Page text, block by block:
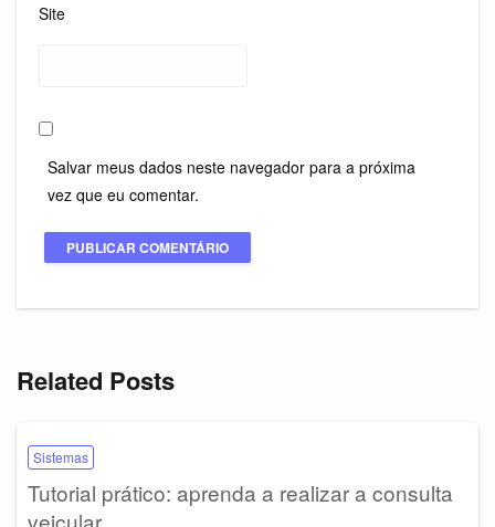
Site
Salvar meus dados neste navegador para a próxima
vez que eu comentar.
Related Posts
Sistemas
Tutorial prático: aprenda a realizar a consulta